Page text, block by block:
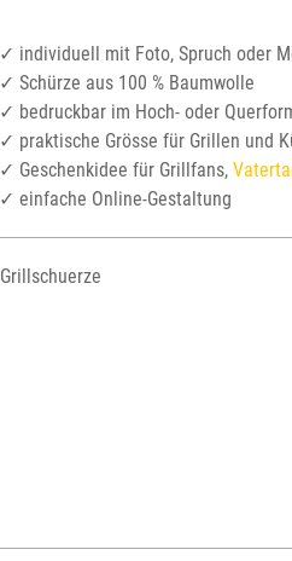
✓ individuell mit Foto, Spruch oder
✓ Schürze aus 100 % Baumwolle
✓ bedruckbar im Hoch- oder
✓ praktische Grösse für Grillen und
✓ Geschenkidee für Grillfans,
✓ einfache Online-Gestaltung
Grillschuerze